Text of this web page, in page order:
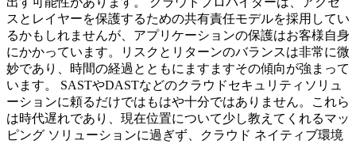
スとレイヤーを保護するための共有責任モデルを採用してい
るかもしれませんが、アプリケーションの保護はお客様自身
にかかっています。リスクとリターンのバランスは非常に微
妙であり、時間の経過とともにますますその傾向が強まって
います。 SASTやDASTなどのクラウドセキュリティソリュ
ーションに頼るだけではもはや十分ではありません。これら
は時代遅れであり、現在位置について少し教えてくれるマッ
ピング ソリューションに過ぎず、クラウド ネイティブ環境